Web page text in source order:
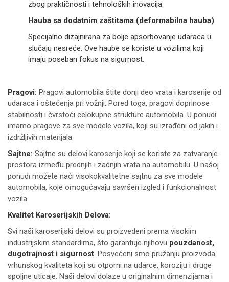
zbog praktičnosti i tehnoloških inovacija.
Hauba sa dodatnim zaštitama (deformabilna hauba)
Specijalno dizajnirana za bolje apsorbovanje udaraca u
slučaju nesreće. Ove haube se koriste u vozilima koji
imaju poseban fokus na sigurnost.
Pragovi: Pragovi automobila štite donji deo vrata i karoserije od
udaraca i oštećenja pri vožnji. Pored toga, pragovi doprinose
stabilnosti i čvrstoći celokupne strukture automobila. U ponudi
imamo pragove za sve modele vozila, koji su izrađeni od jakih i
izdržljivih materijala.
Sajtne: Sajtne su delovi karoserije koji se koriste za zatvaranje
prostora između prednjih i zadnjih vrata na automobilu. U našoj
ponudi možete naći visokokvalitetne sajtnu za sve modele
automobila, koje omogućavaju savršen izgled i funkcionalnost
vozila.
Kvalitet Karoserijskih Delova:
Svi naši karoserijski delovi su proizvedeni prema visokim
industrijskim standardima, što garantuje njihovu pouzdanost,
dugotrajnost i sigurnost . Posvećeni smo pružanju proizvoda
vrhunskog kvaliteta koji su otporni na udarce, koroziju i druge
spoljne uticaje. Naši delovi dolaze u originalnim dimenzijama i